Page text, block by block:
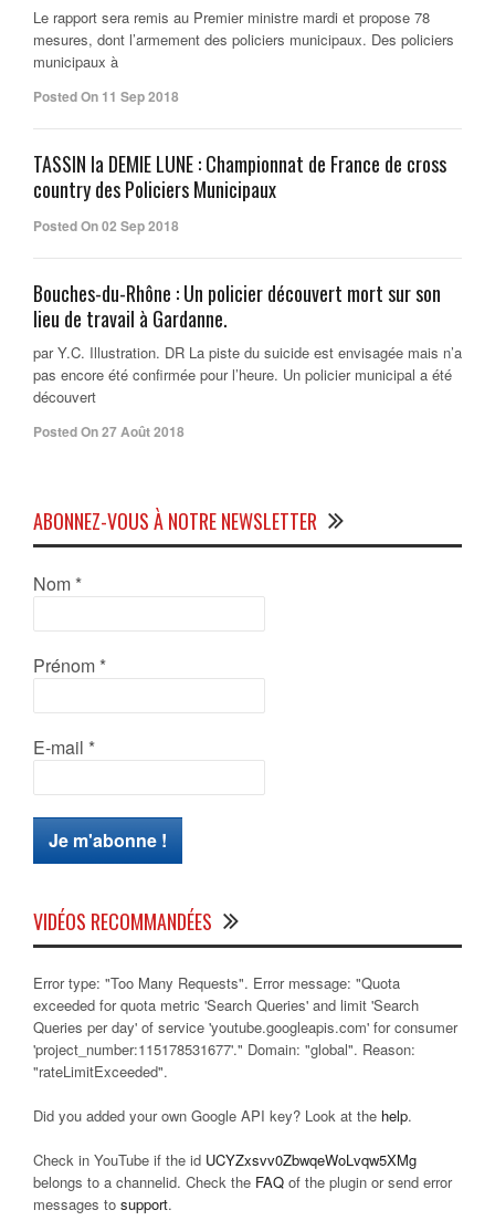
Le rapport sera remis au Premier ministre mardi et propose 78
mesures, dont l’armement des policiers municipaux. Des policiers
municipaux à
Posted On 11 Sep 2018
TASSIN la DEMIE LUNE : Championnat de France de cross
country des Policiers Municipaux
Posted On 02 Sep 2018
Bouches-du-Rhône : Un policier découvert mort sur son
lieu de travail à Gardanne.
par Y.C. Illustration. DR La piste du suicide est envisagée mais n’a
pas encore été confirmée pour l’heure. Un policier municipal a été
découvert
Posted On 27 Août 2018
ABONNEZ-VOUS À NOTRE NEWSLETTER
Nom *
Prénom *
E-mail *
VIDÉOS RECOMMANDÉES
Error type: "Too Many Requests". Error message: "Quota
exceeded for quota metric 'Search Queries' and limit 'Search
Queries per day' of service 'youtube.googleapis.com' for consumer
'project_number:115178531677'." Domain: "global". Reason:
"rateLimitExceeded".
Did you added your own Google API key? Look at the help.
Check in YouTube if the id UCYZxsvv0ZbwqeWoLvqw5XMg
belongs to a channelid. Check the FAQ of the plugin or send error
messages to support.